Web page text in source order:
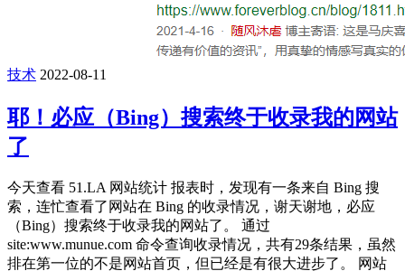
技术 2022-08-11
耶！必应（Bing）搜索终于收录我的网站
了
今天查看 51.LA 网站统计 报表时，发现有一条来自 Bing 搜
索，连忙查看了网站在 Bing 的收录情况，谢天谢地，必应
（Bing）搜索终于收录我的网站了。 通过
site:www.munue.com 命令查询收录情况，共有29条结果，虽然
排在第一位的不是网站首页，但已经是有很大进步了。 网站